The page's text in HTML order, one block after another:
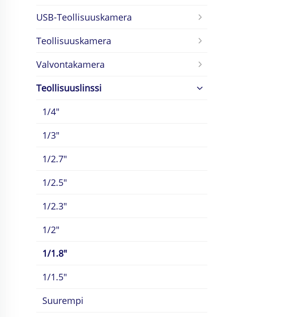
USB-Teollisuuskamera
Teollisuuskamera
Valvontakamera
Teollisuuslinssi
1/4"
1/3"
1/2.7"
1/2.5"
1/2.3"
1/2"
1/1.8"
1/1.5"
Suurempi